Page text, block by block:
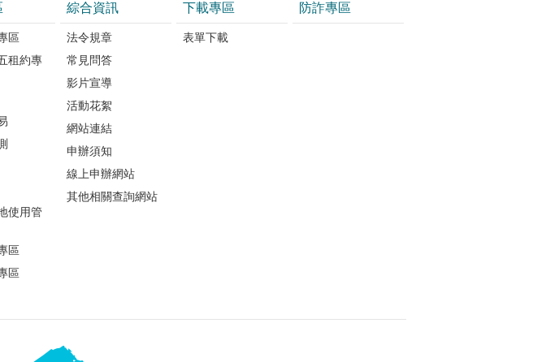
區
租約專
使用管
區
區
綜合資訊
法令規章
常見問答
影片宣導
活動花絮
網站連結
申辦須知
線上申辦網站
其他相關查詢網站
下載專區
表單下載
防詐專區